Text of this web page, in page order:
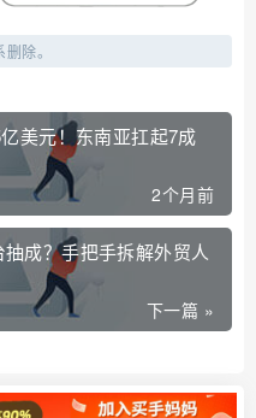
除。
美元！东南亚扛起7成
2个月前
成？手把手拆解外贸人
下一篇 »